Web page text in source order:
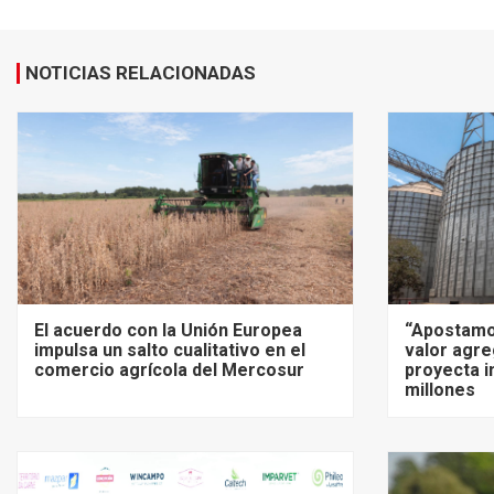
NOTICIAS RELACIONADAS
El acuerdo con la Unión Europea
impulsa un salto cualitativo en el
comercio agrícola del Mercosur
valor
proyecta
millones